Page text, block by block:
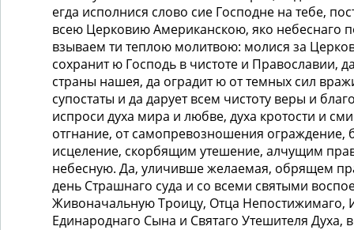
егда исполнися слово сие Господне на тебе,
всею Церковию Американскою, яко небеснаго
взываем ти теплою молитвою: молися за
сохранит ю Господь в чистоте и Православии,
страны нашея, да оградит ю от темных сил
супостаты и да дарует всем чистоту веры и
испроси духа мира и любве, духа кротости и
отгнание, от самопревозношения
исцеление, скорбящим утешение, алчущим
небесную. Да, уличивше желаемая, обрящем
день Страшнаго суда и со всеми святыми
Живоначальную Троицу, Отца Непостижимаго,
Единароднаго Сына и Святаго Утешителя Духа,